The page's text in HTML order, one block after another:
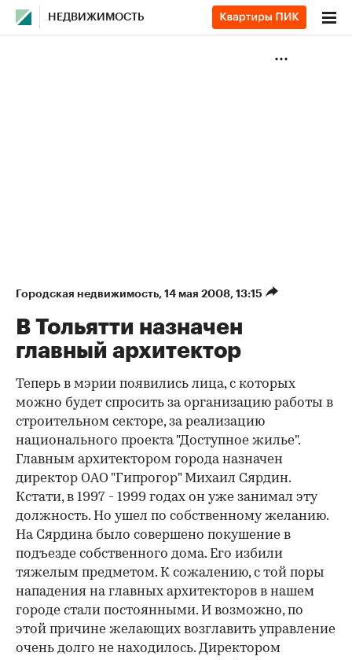
НЕДВИЖИМОСТЬ
Городская недвижимость⁠, 14 мая 2008, 13:15
В Тольятти назначен
главный архитектор
Теперь в мэрии появились лица, с которых
можно будет спросить за организацию работы в
строительном секторе, за реализацию
национального проекта "Доступное жилье".
Главным архитектором города назначен
директор ОАО "Гипрогор" Михаил Сярдин.
Кстати, в 1997 - 1999 годах он уже занимал эту
должность. Но ушел по собственному желанию.
На Сярдина было совершено покушение в
подъезде собственного дома. Его избили
тяжелым предметом. К сожалению, с той поры
нападения на главных архитекторов в нашем
городе стали постоянными. И возможно, по
этой причине желающих возглавить управление
очень долго не находилось. Директором